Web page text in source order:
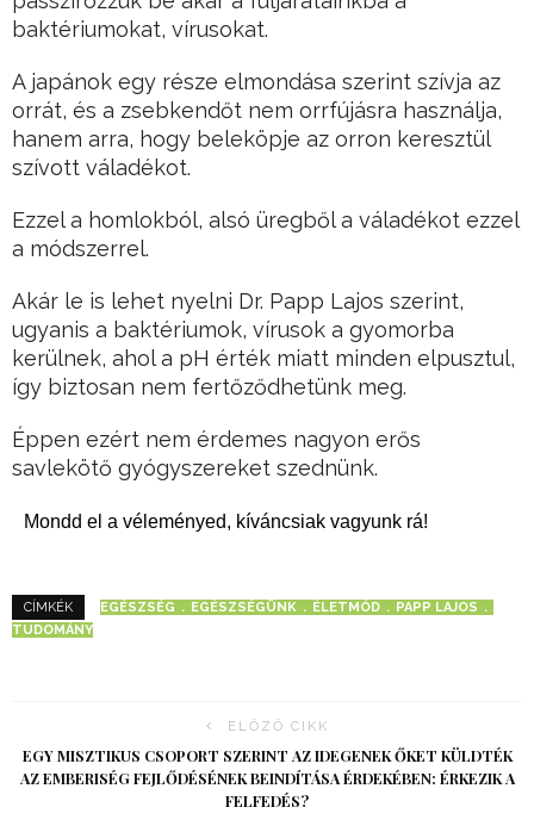
baktériumokat, vírusokat.
A japánok egy része elmondása szerint szívja az
orrát, és a zsebkendőt nem orrfújásra használja,
hanem arra, hogy beleköpje az orron keresztül
szívott váladékot.
Ezzel a homlokból, alsó üregből a váladékot ezzel
a módszerrel.
Akár le is lehet nyelni Dr. Papp Lajos szerint,
ugyanis a baktériumok, vírusok a gyomorba
kerülnek, ahol a pH érték miatt minden elpusztul,
így biztosan nem fertőződhetünk meg.
Éppen ezért nem érdemes nagyon erős
savlekötő gyógyszereket szednünk.
Mondd el a véleményed, kíváncsiak vagyunk rá!
CÍMKÉK EGÉSZSÉG EGÉSZSÉGÜNK ÉLETMÓD
PAPP LAJOS
TUDOMÁNY
ELŐZŐ CIKK
EGY MISZTIKUS CSOPORT SZERINT AZ IDEGENEK ŐKET KÜLDTÉK
AZ EMBERISÉG FEJLŐDÉSÉNEK BEINDÍTÁSA ÉRDEKÉBEN: ÉRKEZIK A
FELFEDÉS?